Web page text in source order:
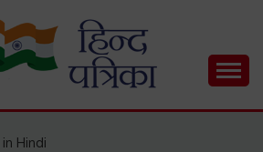
Hindi Inspirational Stories, Hindi
Hindi